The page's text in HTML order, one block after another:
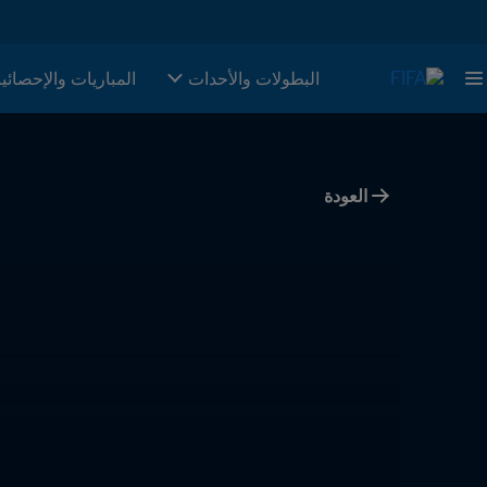
البطولات والأحدات المباريات
العودة